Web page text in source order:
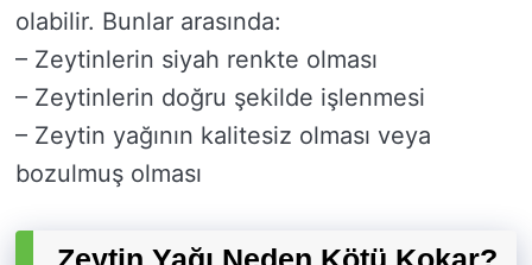
olabilir. Bunlar arasında:
– Zeytinlerin siyah renkte olması
– Zeytinlerin doğru şekilde işlenmesi
– Zeytin yağının kalitesiz olması veya
bozulmuş olması